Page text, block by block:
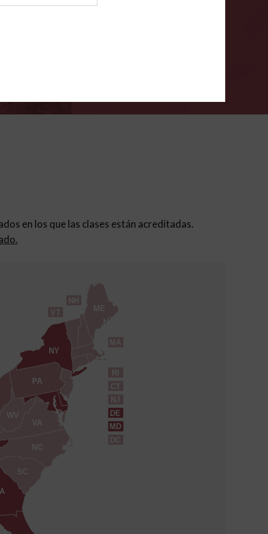
en los que las clases están acreditadas.
CT
DE
DC
ME
MD
MA
NH
NJ
NY
NC
PA
RI
SC
VT
VA
WV